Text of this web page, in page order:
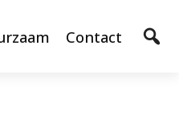
Contact